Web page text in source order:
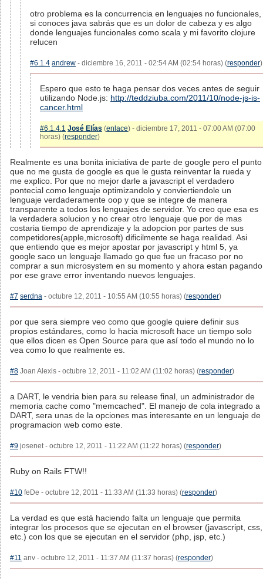
otro problema es la concurrencia en lenguajes no funcionales,
si conoces java sabrás que es un dolor de cabeza y es algo
donde lenguajes funcionales como scala y mi favorito clojure
relucen
#6.1.4 andrew - diciembre 16, 2011 - 02:54 AM (02:54 horas) (responder)
Espero que esto te haga pensar dos veces antes de seguir
utilizando Node.js: http://teddziuba.com/2011/10/node-js-is-
cancer.html
#6.1.4.1 José Elías (enlace) - diciembre 17, 2011 - 07:00 AM (07:00
horas) (responder)
Realmente es una bonita iniciativa de parte de google pero el punto
que no me gusta de google es que le gusta reinventar la rueda y
me explico. Por que no mejor darle a javascript el verdadero
pontecial como lenguaje optimizandolo y conviertiendole un
lenguaje verdaderamente oop y que se integre de manera
transparente a todos los lenguajes de servidor. Yo creo que esa es
la verdadera solucion y no crear otro lenguaje que por de mas
costaria tiempo de aprendizaje y la adopcion por partes de sus
competidores(apple,microsoft) dificilmente se haga realidad. Asi
que entiendo que es mejor apostar por javascript y html 5, ya
google saco un lenguaje llamado go que fue un fracaso por no
comprar a sun microsystem en su momento y ahora estan pagando
por ese grave error inventando nuevos lenguajes.
#7 serdna - octubre 12, 2011 - 10:55 AM (10:55 horas) (responder)
por que sera siempre veo como que google quiere definir sus
propios estándares, como lo hacia microsoft hace un tiempo solo
que ellos dicen es Open Source para que así todo el mundo no lo
vea como lo que realmente es.
#8 Joan Alexis - octubre 12, 2011 - 11:02 AM (11:02 horas) (responder)
a DART, le vendria bien para su release final, un administrador de
memoria cache como "memcached". El manejo de cola integrado a
DART, sera unas de la opciones mas interesante en un lenguaje de
programacion web como este.
#9 josenet - octubre 12, 2011 - 11:22 AM (11:22 horas) (responder)
Ruby on Rails FTW!!
#10 feDe - octubre 12, 2011 - 11:33 AM (11:33 horas) (responder)
La verdad es que está haciendo falta un lenguaje que permita
integrar los procesos que se ejecutan en el browser (javascript, css,
etc.) con los que se ejecutan en el servidor (php, jsp, etc.)
#11 anv - octubre 12, 2011 - 11:37 AM (11:37 horas) (responder)